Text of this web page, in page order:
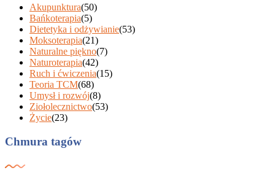
Akupunktura(50)
Bańkoterapia(5)
Dietetyka i odżywianie(53)
Moksoterapia(21)
Naturalne piękno(7)
Naturoterapia(42)
Ruch i ćwiczenia(15)
Teoria TCM(68)
Umysł i rozwój(8)
Ziołolecznictwo(53)
Życie(23)
Chmura tagów